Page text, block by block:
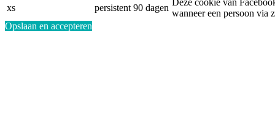
xs
persistent 90 dagen
Deze cookie van
wanneer een persoon via
Opslaan en accepteren